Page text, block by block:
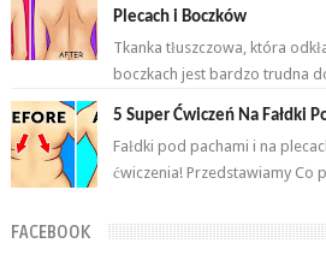
Plecach i Boczków
Tkanka tłuszczowa, która
boczkach jest bardzo trudna
odpowiednich ćwiczeń oraz ...
5 Super Ćwiczeń Na Fałdki
Fałdki pod pachami i na
ćwiczenia! Przedstawiamy Co
FACEBOOK